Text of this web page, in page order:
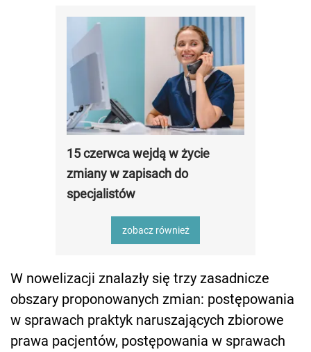
15 czerwca wejdą w życie
zmiany w zapisach do
specjalistów
zobacz również
W nowelizacji znalazły się trzy zasadnicze
obszary proponowanych zmian: postępowania
w sprawach praktyk naruszających zbiorowe
prawa pacjentów, postępowania w sprawach